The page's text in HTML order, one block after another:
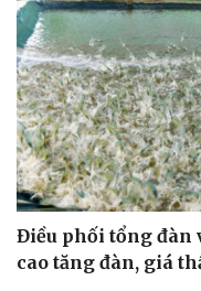
Điều phối tổng đàn
cao tăng đàn, giá